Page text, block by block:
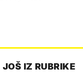
JOŠ IZ RUBRIKE